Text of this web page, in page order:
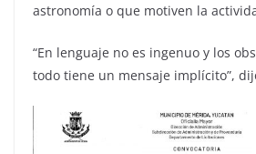
astronomía o que motiven la
“En lenguaje no es ingenuo y los
todo tiene un mensaje implícito”,